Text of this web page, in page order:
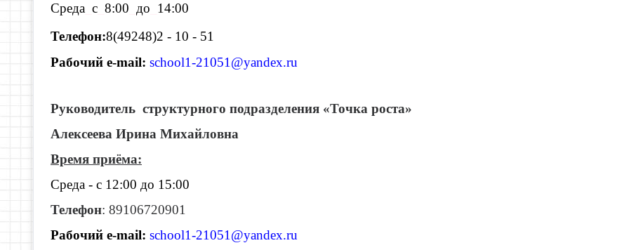
Среда с 8:00 до 14:00
Телефон:8(49248)2 - 10 - 51
Рабочий e-mail: school1-21051@yandex.ru
Руководитель структурного подразделения «Точка роста»
Алексеева Ирина Михайловна
Время приёма:
Среда - с 12:00 до 15:00
Телефон: 89106720901
Рабочий e-mail: school1-21051@yandex.ru